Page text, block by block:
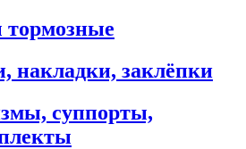
накладки, заклёпки
суппорты,